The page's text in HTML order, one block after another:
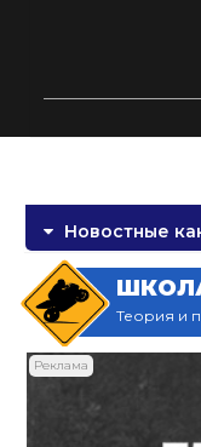
Новостные
Теория и
Реклама